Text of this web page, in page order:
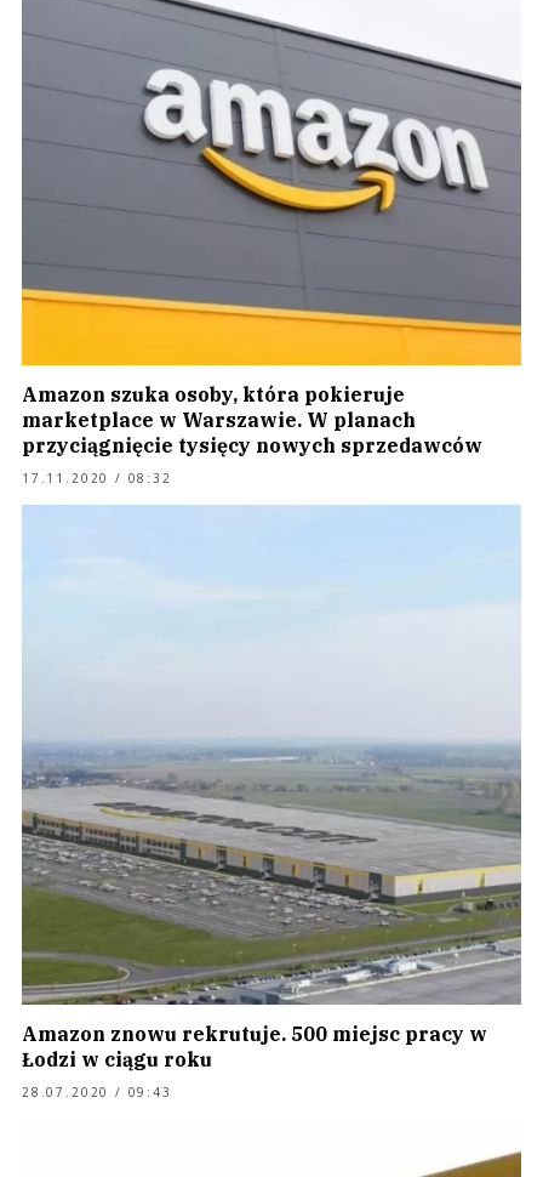
Amazon szuka osoby, która pokieruje
marketplace w Warszawie. W planach
przyciągnięcie tysięcy nowych sprzedawców
17.11.2020 / 08:32
Amazon znowu rekrutuje. 500 miejsc pracy w
Łodzi w ciągu roku
28.07.2020 / 09:43